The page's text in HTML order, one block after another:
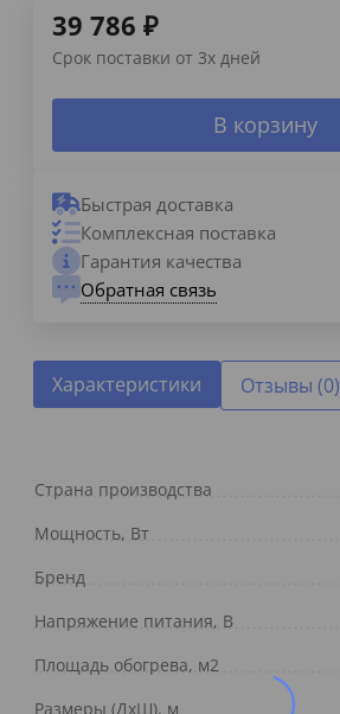
39 786 ₽
Срок поставки от 3х дней
В корзину
Быстрая доставка
Комплексная поставка
Гарантия качества
Обратная связь
Характеристики Отзывы (0)
Страна производства
Мощность, Вт
Бренд
Напряжение питания, В
Площадь обогрева, м2
Размеры (ДxШ), м